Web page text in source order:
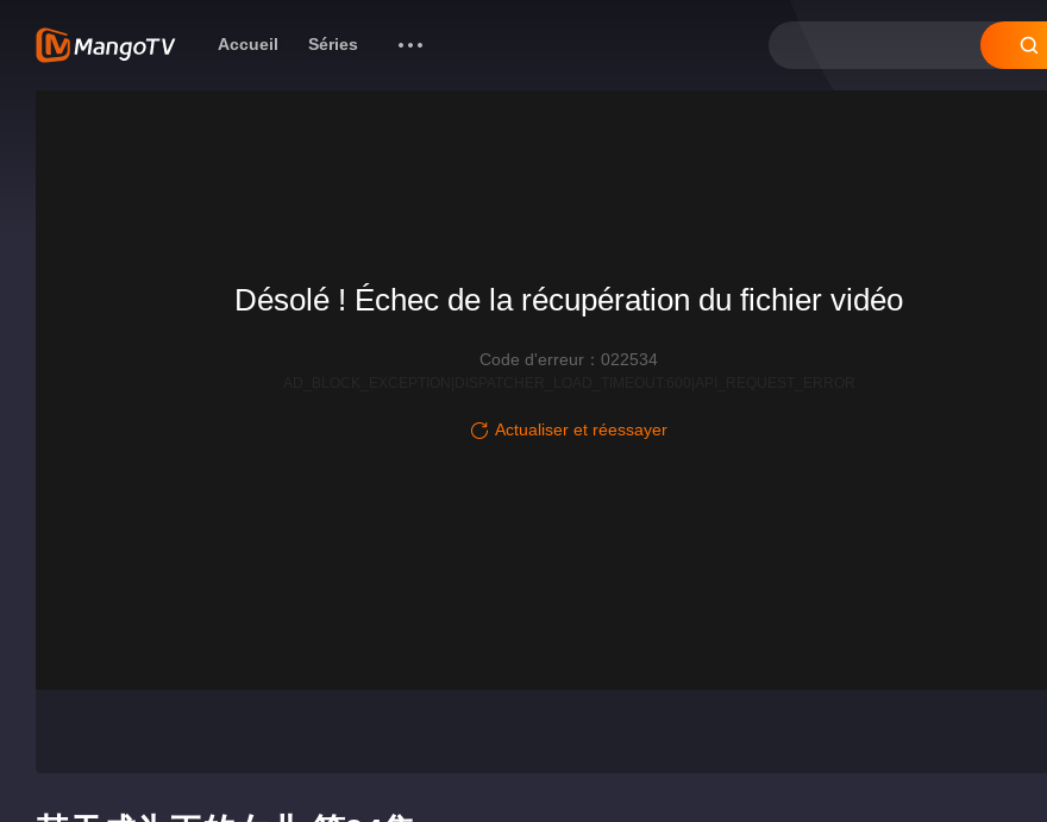
Accueil Séries
Désolé ! Échec de la récupération du fichier vidéo
Code d'erreur：022534
Actualiser et réessayer